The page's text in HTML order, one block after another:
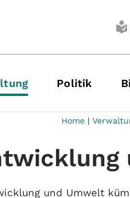
Politik
Home|
und Umwelt